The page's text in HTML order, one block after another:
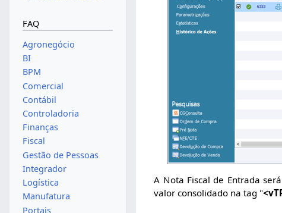
A Nota Fiscal de Entrada
valor consolidado na tag "
FAQ
Agronegócio
BI
BPM
Comercial
Contábil
Controladoria
Finanças
Fiscal
Gestão de Pessoas
Integrador
Logística
Manufatura
Portais